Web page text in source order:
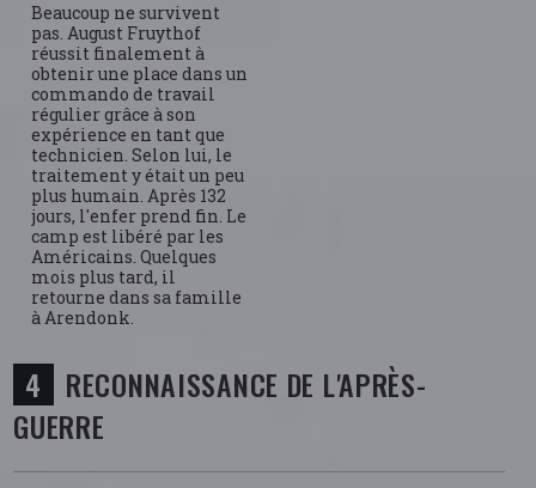
Beaucoup ne survivent
pas. August Fruythof
réussit finalement à
obtenir une place dans un
commando de travail
régulier grâce à son
expérience en tant que
technicien. Selon lui, le
traitement y était un peu
plus humain. Après 132
jours, l'enfer prend fin. Le
camp est libéré par les
Américains. Quelques
mois plus tard, il
retourne dans sa famille
à Arendonk.
RECONNAISSANCE DE L'APRÈS-
GUERRE